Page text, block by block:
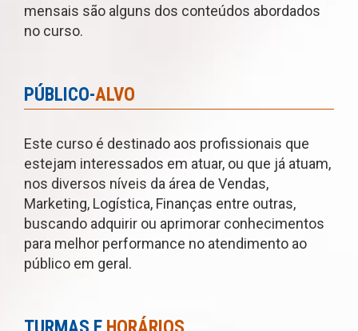
mensais são alguns dos conteúdos abordados
no curso.
PÚBLICO-ALVO
Este curso é destinado aos profissionais que
estejam interessados em atuar, ou que já atuam,
nos diversos níveis da área de Vendas,
Marketing, Logística, Finanças entre outras,
buscando adquirir ou aprimorar conhecimentos
para melhor performance no atendimento ao
público em geral.